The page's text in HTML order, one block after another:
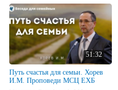
51:32
Путь счастья для семьи. Хорев
И.М. Проповеди МСЦ ЕХБ